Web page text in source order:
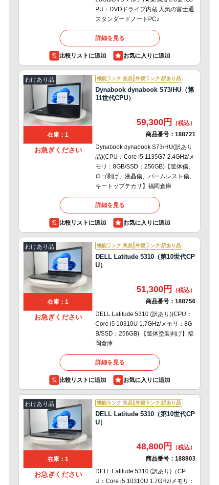
PU・DVDドライブ内蔵 人気の富士通
スタンダードノートPC♪
詳細を見る
比較リストに追加
わけあり品
在庫：1
お急ぎください
機能ランク:並品 外観ランク:訳あり品
Dynabook dynabook S73/HU（第
11世代CPU）
59,300円
商品番号： 188721
Dynabook dynabook S73/HU(訳あり
品)(CPU：Core i5 1135G7 2.4GHz/メ
モリ：8GB/SSD：256GB)【筐体傷、
ロゴ剥げ、液晶傷、パームレスト傷、
キートップテカリ】福岡倉庫
詳細を見る
比較リストに追加
わけあり品
在庫：1
お急ぎください
機能ランク:良品 外観ランク:訳あり品
DELL Latitude 5310（第10世代CP
U）
51,300円
商品番号： 188756
DELL Latitude 5310 (訳あり)(CPU：
Core i5 10310U 1.7GHz/メモリ：8G
B/SSD：256GB) 【筐体塗装剥げ】福
岡倉庫
詳細を見る
比較リストに追加
わけあり品
在庫：1
お急ぎください
機能ランク:良品 外観ランク:訳あり品
DELL Latitude 5310（第10世代CP
U）
48,800円
商品番号： 188803
DELL Latitude 5310 (訳あり)（CP
U：Core i5 10310U 1.7GHz/メモリ：